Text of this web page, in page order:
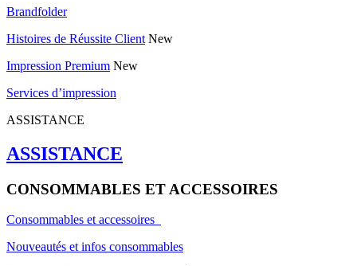
Brandfolder
Histoires de Réussite Client New
Impression Premium New
Services d’impression
ASSISTANCE
ASSISTANCE
CONSOMMABLES ET ACCESSOIRES
Consommables et accessoires
Nouveautés et infos consommables